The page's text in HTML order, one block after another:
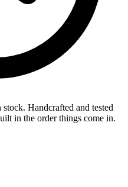
Handcrafted and tested
in the order things come in.